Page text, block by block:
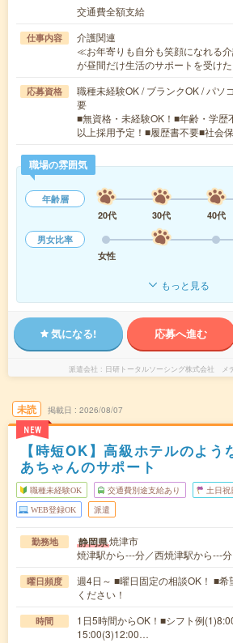
交通費全額支給
仕事内容
介護関連
≪お年寄りも自分も笑顔になれる
が昼間だけ生活のサポートを受け
応募資格
職種未経験OK / ブランクOK / パソ
要
■無資格・未経験OK！■年齢・学歴
以上採用予定！■履歴書不要■社会
職場の雰囲気
年齢層
20代
30代 40代
男女比率
女性
もっと見る
気になる! 応募へ進む
派遣会社 日研トータルソーシング株式会社 メ
未読
NEW
掲載日 2026/08/07
【時短OK】高級ホテルのよう
あちゃんのサポート
職種未経験OK 交通費別途支給あり 土日祝
WEB登録OK 派遣
勤務地 静岡県焼津市
焼津駅から---分／西焼津駅から---分
曜日頻度
週4日～ ■曜日固定の相談OK！ ■
ください！
時間
1日5時間からOK！■シフト例
15:00(3)12:00…